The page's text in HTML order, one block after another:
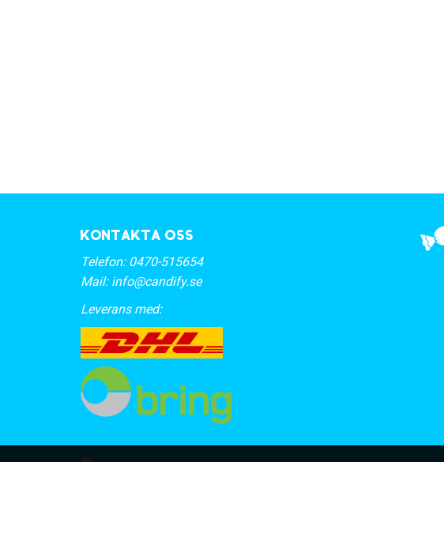
Kontakta oss
Telefon: 0470-515654
Mail: info@candify.se
Leverans med: